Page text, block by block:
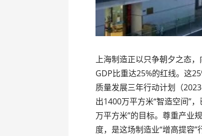
上海制造正以只争朝夕之态
GDP比重达25%的红线。这
质量发展三年行动计划（
出1400万平方米“智造空间”
万平方米”的目标。尊重产业
度，是这场制造业“增高提容”